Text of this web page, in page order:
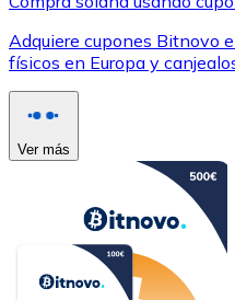
Adquiere cupones Bitnovo
físicos en Europa y
Ver más